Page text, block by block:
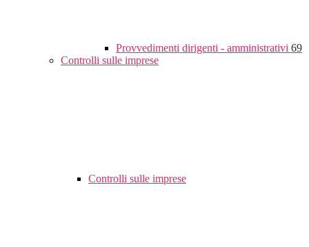
Provvedimenti dirigenti - amministrativi 69
Controlli sulle imprese
Controlli sulle imprese